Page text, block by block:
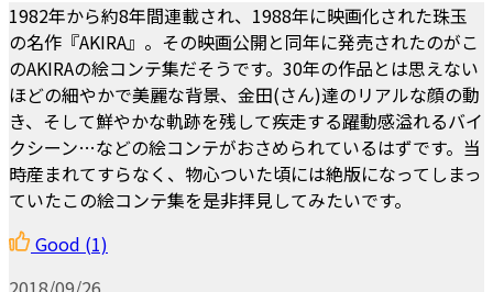
1982年から約8年間連載され、1988年に映画化された珠玉
の名作『AKIRA』。その映画公開と同年に発売されたのがこ
のAKIRAの絵コンテ集だそうです。30年の作品とは思えない
ほどの細やかで美麗な背景、金田(さん)達のリアルな顔の動
き、そして鮮やかな軌跡を残して疾走する躍動感溢れるバイ
クシーン…などの絵コンテがおさめられているはずです。当
時産まれてすらなく、物心ついた頃には絶版になってしまっ
ていたこの絵コンテ集を是非拝見してみたいです。
Good (1)